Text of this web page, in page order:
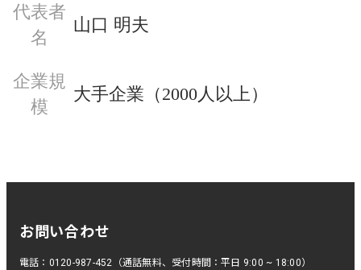
代表者
名
山口 明夫
企業規
模
大手企業（2000人以上）
お問い合わせ
電話：0120-987-452（通話無料、受付時間：平日 9:00 ~ 18:00）